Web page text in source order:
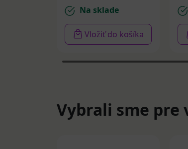
Na sklade
Vložiť do košíka
Vybrali sme pre